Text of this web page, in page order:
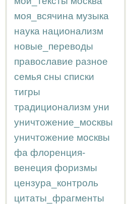
моя_всячина музыка
наука национализм
новые_переводы
православие разное
семья сны списки
тигры
традиционализм уни
уничтожение_москвы
уничтожение москвы
фа флоренция-
венеция форизмы
цензура_контроль
цитаты_фрагменты